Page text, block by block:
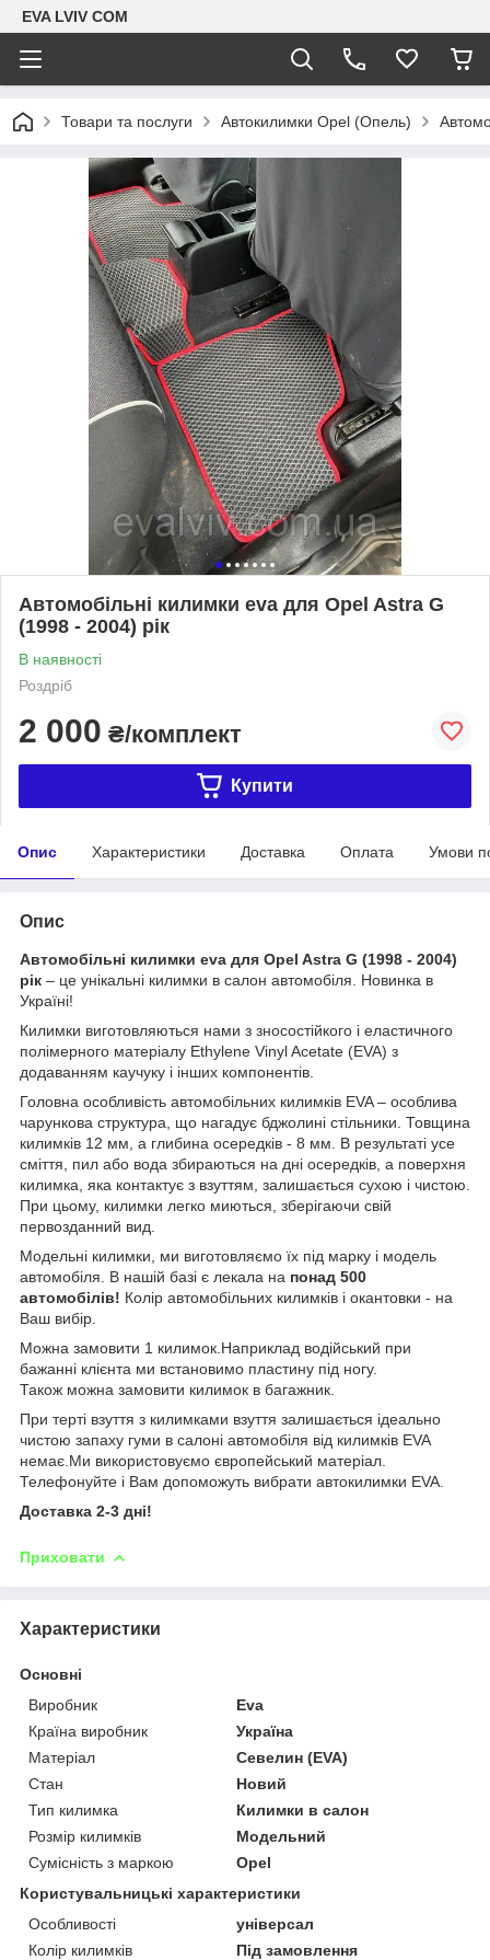
EVA LVIV COM
Товари та послуги Автокилимки Opel (Опель)
Автомобільні килимки eva для Opel Astra G
(1998 - 2004) рік
В наявності
Роздріб
2 000 ₴/комплект
Купити
Опис Характеристики Доставка Оплата Умови
Опис
Автомобільні килимки eva для Opel Astra G (1998 - 2004)
рік – це унікальні килимки в салон автомобіля. Новинка в
Україні!
Килимки виготовляються нами з зносостійкого і еластичного
полімерного матеріалу Ethylene Vinyl Acetate (EVA) з
додаванням каучуку і інших компонентів.
Головна особливість автомобільних килимків EVA – особлива
чарункова структура, що нагадує бджолині стільники. Товщина
килимків 12 мм, а глибина осередків - 8 мм. В результаті усе
сміття, пил або вода збираються на дні осередків, а поверхня
килимка, яка контактує з взуттям, залишається сухою і чистою.
При цьому, килимки легко миються, зберігаючи свій
первозданний вид.
Модельні килимки, ми виготовляємо їх під марку і модель
автомобіля. В нашій базі є лекала на понад 500
автомобілів! Колір автомобільних килимків і окантовки - на
Ваш вибір.
Можна замовити 1 килимок.Наприклад водійський при
бажанні клієнта ми встановимо пластину під ногу.
Також можна замовити килимок в багажник.
При терті взуття з килимками взуття залишається ідеально
чистою запаху гуми в салоні автомобіля від килимків EVA
немає.Ми використовуємо європейський матеріал.
Телефонуйте і Вам допоможуть вибрати автокилимки EVA.
Доставка 2-3 дні!
Приховати
Характеристики
Основні
Виробник
Eva
Країна виробник
Україна
Матеріал
Севелин (EVA)
Стан
Новий
Тип килимка
Килимки в салон
Розмір килимків
Модельний
Сумісність з маркою
Opel
Користувальницькі характеристики
Особливості
універсал
Колір килимків
Під замовлення